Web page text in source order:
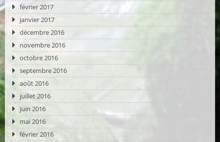
février 2017
janvier 2017
décembre 2016
novembre 2016
octobre 2016
septembre 2016
août 2016
juillet 2016
juin 2016
mai 2016
février 2016